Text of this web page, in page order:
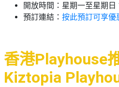
開放時間：星期一至星期日
預訂連結： 按此預訂可享優
香港Playhouse
Kiztopia